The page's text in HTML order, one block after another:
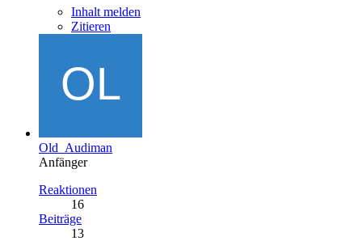
Inhalt melden
Zitieren
Old_Audiman
Anfänger
Reaktionen
16
Beiträge
13